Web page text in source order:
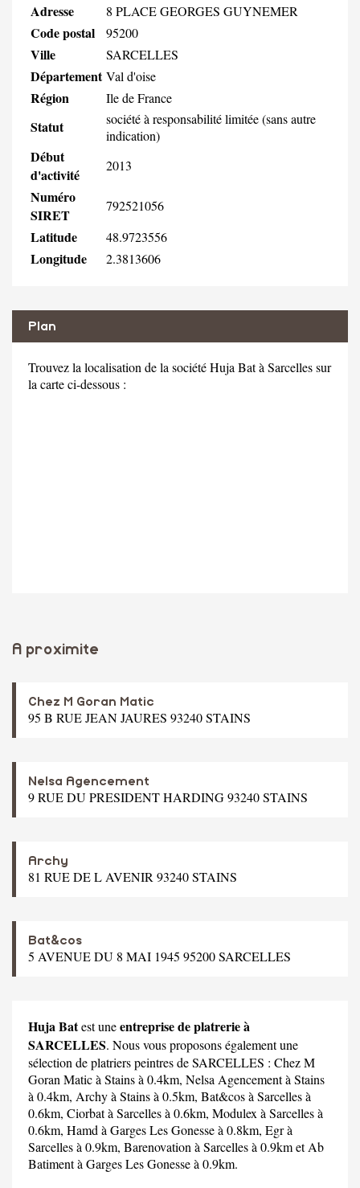
Adresse 8 PLACE GEORGES GUYNEMER
Code postal 95200
Ville SARCELLES
Département Val d'oise
Région Ile de France
Statut
société à responsabilité limitée (sans autre
indication)
Début
d'activité
2013
Numéro
SIRET
792521056
Latitude 48.9723556
Longitude 2.3813606
Plan
Trouvez la localisation de la société Huja Bat à Sarcelles sur
la carte ci-dessous :
A proximite
Chez M Goran Matic
95 B RUE JEAN JAURES 93240 STAINS
Nelsa Agencement
9 RUE DU PRESIDENT HARDING 93240 STAINS
Archy
81 RUE DE L AVENIR 93240 STAINS
Bat&cos
5 AVENUE DU 8 MAI 1945 95200 SARCELLES
Huja Batest uneentreprise de platrerie à
SARCELLES. Nous vous proposons également une
sélection de platriers peintres de SARCELLES : Chez M
Goran Maticà Stains à 0.4km, Nelsa Agencementà Stains
à 0.4km, Archyà Stains à 0.5km, Bat&cosà Sarcelles à
0.6km, Ciorbatà Sarcelles à 0.6km, Modulex à Sarcelles à
0.6km, Hamd à Garges Les Gonesse à 0.8km, Egrà
Sarcelles à 0.9km, Barenovation à Sarcelles à 0.9km etAb
Batimentà Garges Les Gonesse à 0.9km.